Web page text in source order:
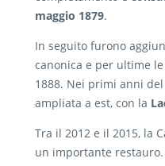
maggio 1879.
In seguito furono
canonica e per ultime
1888. Nei primi anni
ampliata a est, con la
Tra il 2012 e il 2015, la
un importante restauro.